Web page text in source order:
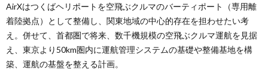
AirXはつくばヘリポートを空飛ぶクルマのバーティポート（専用離
着陸拠点）として整備し、関東地域の中心的存在を担わせたい考
え。併せて、首都圏で将来、数千機規模の空飛ぶクルマ運航を見据
え、東京より50km圏内に運航管理システムの基礎や整備基地を構
築、運航の基盤を整える計画。